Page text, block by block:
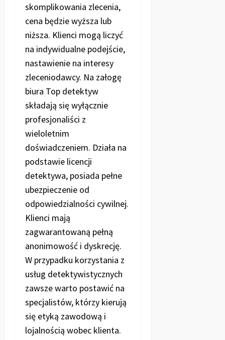
skomplikowania zlecenia,
cena będzie wyższa lub
niższa. Klienci mogą liczyć
na indywidualne podejście,
nastawienie na interesy
zleceniodawcy. Na załogę
biura Top detektyw
składają się wyłącznie
profesjonaliści z
wieloletnim
doświadczeniem. Działa na
podstawie licencji
detektywa, posiada pełne
ubezpieczenie od
odpowiedzialności cywilnej.
Klienci mają
zagwarantowaną pełną
anonimowość i dyskrecję.
W przypadku korzystania z
usług detektywistycznych
zawsze warto postawić na
specjalistów, którzy kierują
się etyką zawodową i
lojalnością wobec klienta.